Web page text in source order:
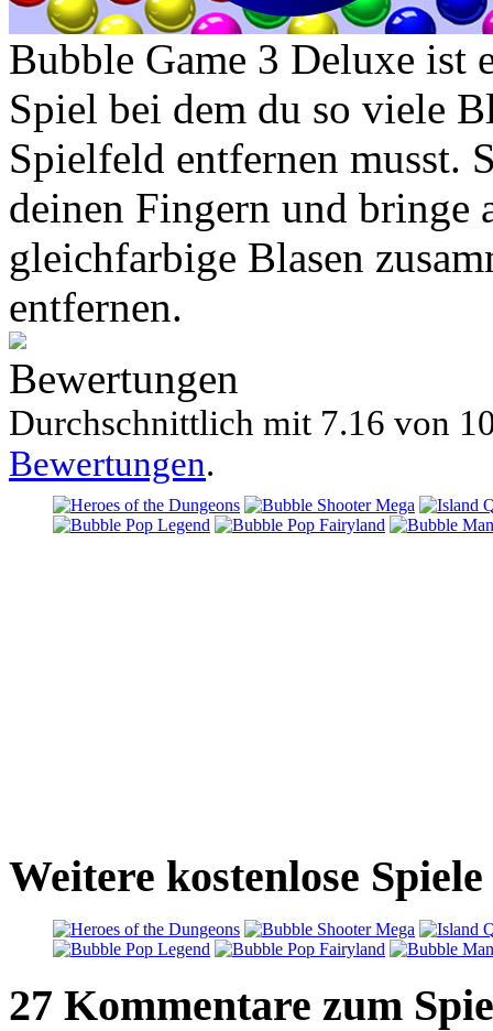
Bubble Game 3 Deluxe ist
Spiel bei dem du so viele
Spielfeld entfernen musst.
deinen Fingern und bringe
gleichfarbige Blasen
entfernen.
Bewertungen
Durchschnittlich mit 7.16 von
Bewertungen.
Weitere kostenlose
27 Kommentare zum